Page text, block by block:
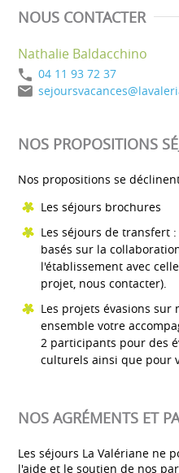
NOUS CONTACTER
Nathalie Baldacchino
04 11 93 72 37
NOS PROPOSITIONS
Nos propositions se
Les séjours brochures
Les séjours de transfert
basés sur la
l'établissement avec
projet, nous contacter).
Les projets évasions sur
ensemble votre
2 participants pour des
culturels ainsi que pour
NOS AGRÉMENTS ET
Les séjours La Valériane ne
l'aide et le soutien de nos